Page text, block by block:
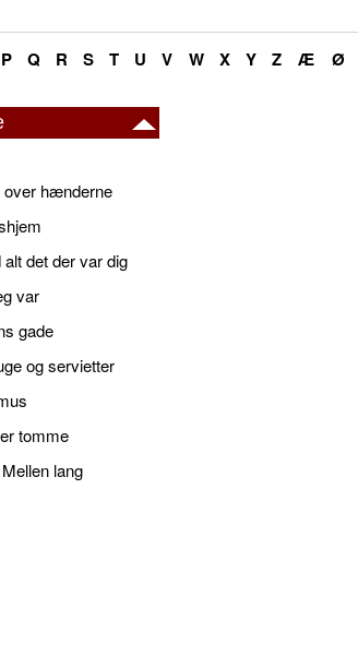
P Q R S T U V W X Y Z Æ Ø
over hænderne
det der var dig
var
gade
og servietter
tomme
lang